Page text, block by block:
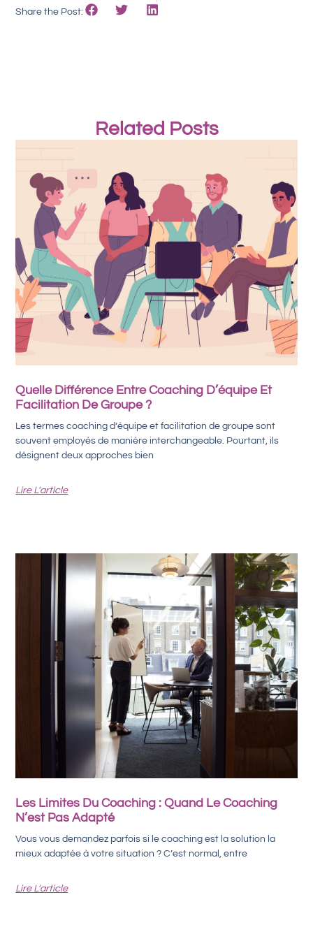
Share the Post:
Related Posts
Quelle Différence Entre Coaching D’équipe Et
Facilitation De Groupe ?
Les termes coaching d’équipe et facilitation de groupe sont
souvent employés de manière interchangeable. Pourtant, ils
désignent deux approches bien
Lire L'article
Les Limites Du Coaching : Quand Le Coaching
N’est Pas Adapté
Vous vous demandez parfois si le coaching est la solution la
mieux adaptée à votre situation ? C’est normal, entre
Lire L'article